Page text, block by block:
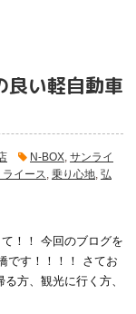
良い軽自動車
N-BOX サンライ
ライース 乗り心地 弘
！！ 今回のブログを
です！！！！ さてお
方、観光に行く方、